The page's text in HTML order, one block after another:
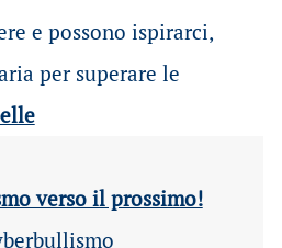
e possono ispirarci,
per superare le
verso il prossimo!